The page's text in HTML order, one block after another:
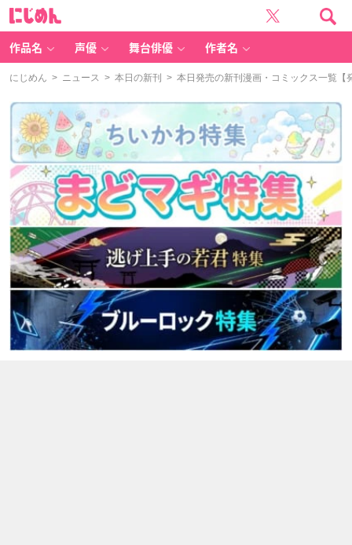
作品名 声優 舞台俳優 作者名
にじめん > ニュース > 本日の新刊 > 本日発売の新刊漫画・コミックス一覧【